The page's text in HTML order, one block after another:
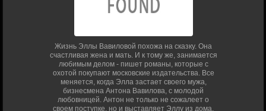
Жизнь Эллы Вавиловой похожа на сказку. Она
счастливая жена и мать. И к тому же, занимается
любимым делом - пишет романы, которые с
охотой покупают московские издательства. Все
меняется, когда Элла застает своего мужа,
бизнесмена Антона Вавилова, с молодой
любовницей. Антон не только не сожалеет о
своем поступке, но и выставляет Эллу из дома,